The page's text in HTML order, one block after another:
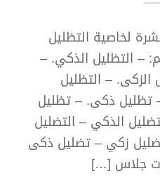
لخاصية التظليل
– التظليل الذكي. –
الزكى. – التظليل
ذكى. – تظليل
الذكي – التضليل
زكي – تضليل ذكى
جلاس […]